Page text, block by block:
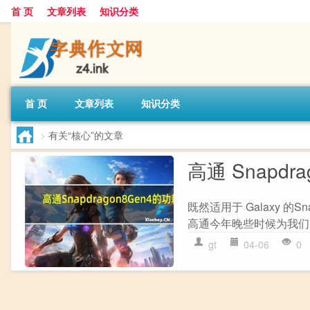
首 页 文章列表 知识分类
首 页 文章列表 知识分类
> 有关“核心”的文章
高通
既然适用于 Galaxy 的
高通今年晚些时候为我
gt 04-06 0